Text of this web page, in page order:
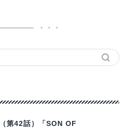
第42話）「SON OF